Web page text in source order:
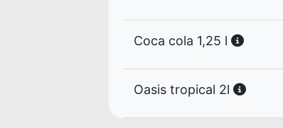
Coca cola 1,25 l
Oasis tropical 2l